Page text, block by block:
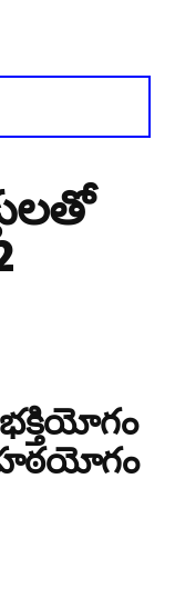
భక్తియోగం
హఠయోగం